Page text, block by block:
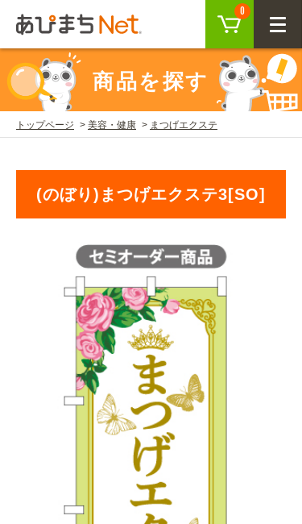
0
CLOSE
ログイン
会員登録
SEARCH
KEYWORD
注目キーワード
韓国グルメ 駐車場
ご利用ガイド
USER GUIDE
ご利用ガイド トップ
取り扱い商品一覧
既製デザイン商品注文方法
オリジナルオーダー注文方法
初めての方へ
BEGINNER'S GUIDE
初めての方へ トップ
商品を探す
トップページ 美容・健康 まつげエクステ
(のぼり)まつげエクステ3[SO]